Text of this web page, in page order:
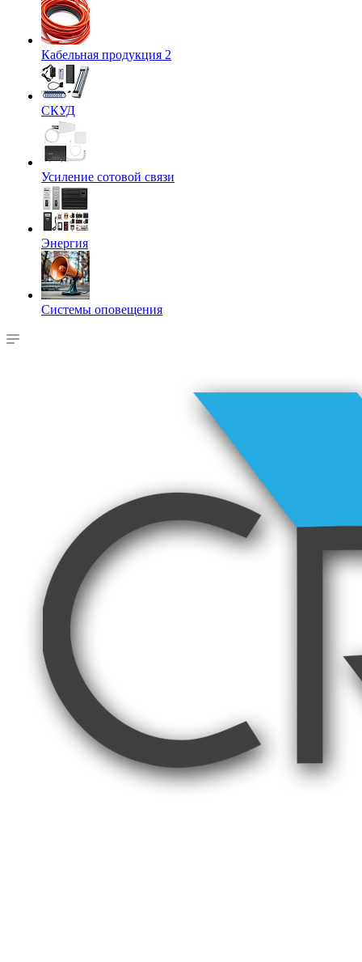
Кабельная продукция 2
СКУД
Усиление сотовой связи
Энергия
Системы оповещения